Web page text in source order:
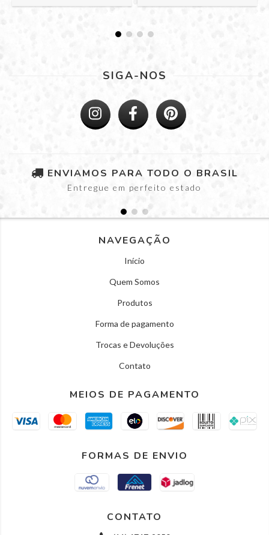
SIGA-NOS
ENVIAMOS PARA TODO O BRASIL
Entregue em perfeito estado
NAVEGAÇÃO
Início
Quem Somos
Produtos
Forma de pagamento
Trocas e Devoluções
Contato
MEIOS DE PAGAMENTO
FORMAS DE ENVIO
CONTATO